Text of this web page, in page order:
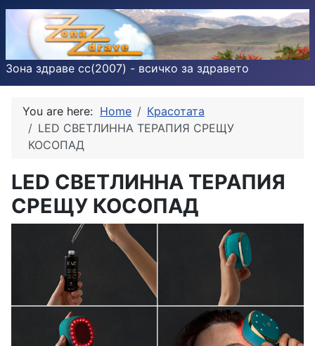
Зона здраве cc(2007) - всичко за здравето
You are here: Home
Красотата
LED СВЕТЛИННА ТЕРАПИЯ СРЕЩУ
КОСОПАД
LED СВЕТЛИННА ТЕРАПИЯ
СРЕЩУ КОСОПАД